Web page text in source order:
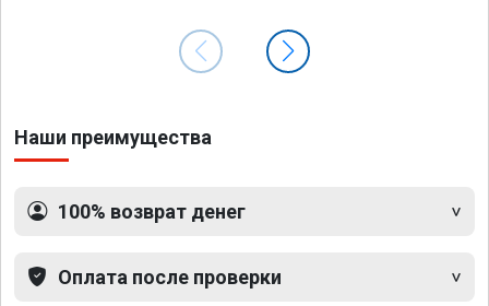
Наши преимущества
100% возврат денег
Оплата после проверки